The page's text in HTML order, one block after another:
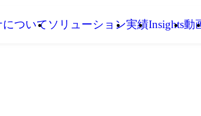
についてソリューション実績Insights動